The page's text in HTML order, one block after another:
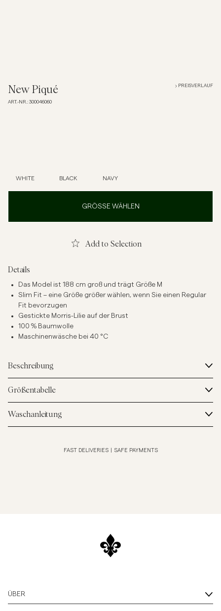
Hemden
T-Shirts
Unterwäsche
New Piqué
ART.-NR.: 300046060
PREISVERLAUF
WHITE BLACK NAVY
GRÖSSE WÄHLEN
Add to Selection
Details
Das Model ist 188 cm groß und trägt Größe M
Slim Fit – eine Größe größer wählen, wenn Sie einen Regular
Fit bevorzugen
Gestickte Morris-Lilie auf der Brust
100 % Baumwolle
Maschinenwäsche bei 40 °C
Beschreibung
Größentabelle
Waschanleitung
FAST DELIVERIES SAFE PAYMENTS
ÜBER